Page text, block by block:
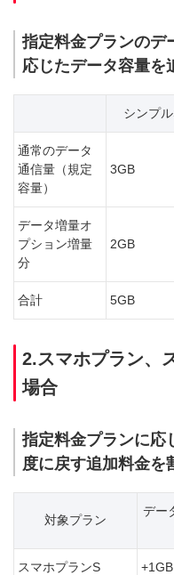
指定料金プランのデ
応じたデータ容量を
シンプ
通常のデータ
通信量（規定
容量）
3GB
データ増量オ
プション増量
分
2GB
合計 5GB
2.スマホプラン、
場合
指定料金プランに応
度に戻す追加料金を
対象プラン
デー
スマホプランS +1GB